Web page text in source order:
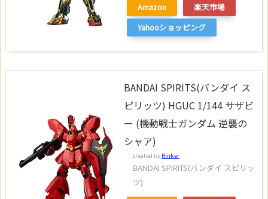
Amazon
楽天市場
Yahooショッピング
BANDAI SPIRITS(バンダイ ス
ピリッツ) HGUC 1/144 サザビ
ー (機動戦士ガンダム 逆襲の
シャア)
created by Rinker
BANDAI SPIRITS(バンダイ スピリッ
ツ)